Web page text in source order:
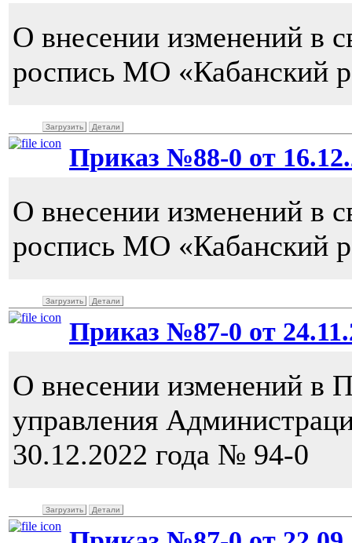
О внесении изменений в
роспись МО «Кабанский
Загрузить Детали
Приказ №88-0 от
О внесении изменений в
роспись МО «Кабанский
Загрузить Детали
Приказ №87-0 от
О внесении изменений в
управления
30.12.2022 года № 94-0
Загрузить Детали